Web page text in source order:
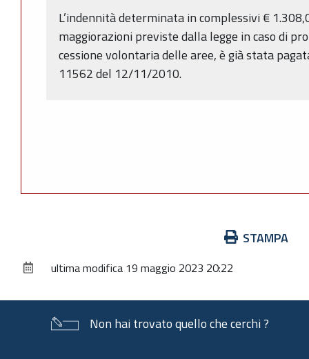
L’indennità determinata in complessivi €
maggiorazioni previste dalla legge in caso di
cessione volontaria delle aree, è già stata
11562 del 12/11/2010.
documento
STAMPA
ultima modifica 19 maggio 2023 20:22
Non hai trovato quello che cerchi ?